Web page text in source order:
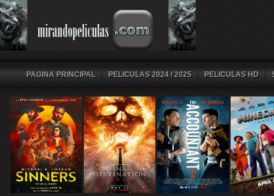
PAGINA PRINCIPAL PELICULAS 2024 / 2025 PELICULAS HD